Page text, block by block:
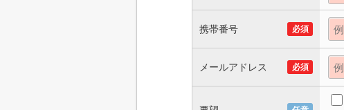
携帯番号 必須
メールアドレス 必須